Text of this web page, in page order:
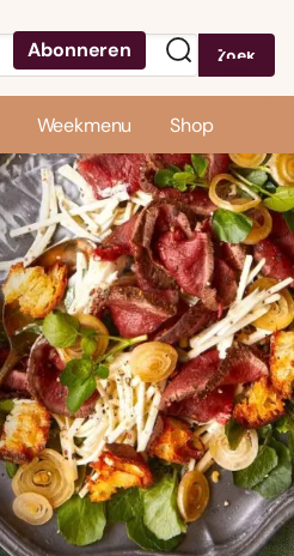
Abonneren Zoek
Weekmenu Shop